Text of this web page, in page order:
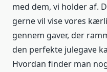
med dem, vi holder af.
gerne vil vise vores
gennem gaver, der
den perfekte julegave
Hvordan finder man